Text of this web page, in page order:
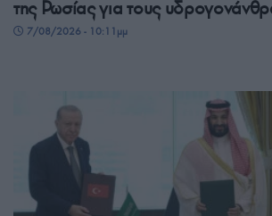
της Ρωσίας για τους
7/08/2026 - 10:11μμ